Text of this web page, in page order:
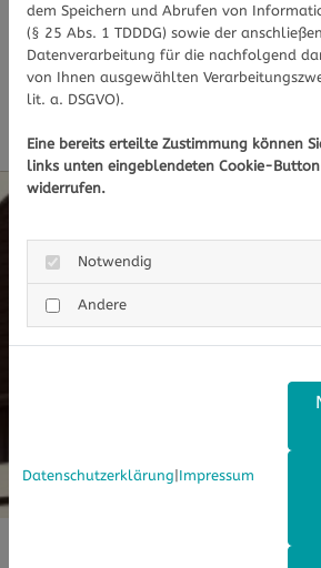
Apotheken Waldachtal und
begrüßen zu dürfen.
Kur-Apotheke Waldachtal
dem Speichern und Abrufen von
(§ 25 Abs. 1 TDDDG) sowie der
Datenverarbeitung für die nachfolgend
von Ihnen ausgewählten
lit. a. DSGVO).
Eine bereits erteilte Zustimmung können
links unten eingeblendeten Cookie-
widerrufen.
Notwendig
Andere
Datenschutzerklärung|Impressum